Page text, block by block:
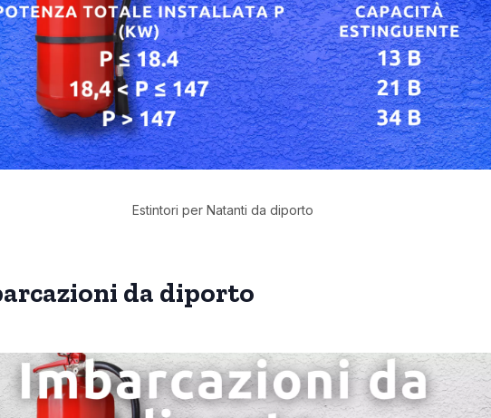
Estintori per Natanti da diporto
da diporto